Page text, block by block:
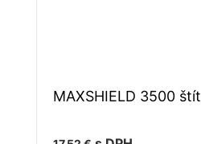
MAXSHIELD 3500 štít